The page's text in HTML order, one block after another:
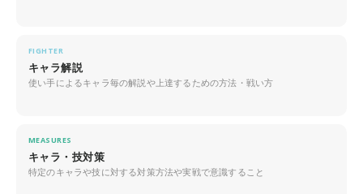
FIGHTER
キャラ解説
使い手によるキャラ毎の解説や上達するための方法・戦い方
MEASURES
キャラ・技対策
特定のキャラや技に対する対策方法や実戦で意識すること